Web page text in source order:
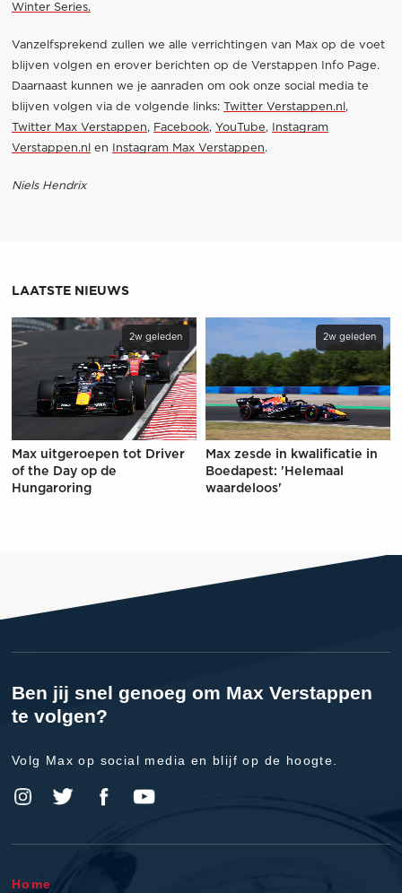
Winter Series.
Vanzelfsprekend zullen we alle verrichtingen van Max op de voet
blijven volgen en erover berichten op de Verstappen Info Page.
Daarnaast kunnen we je aanraden om ook onze social media te
blijven volgen via de volgende links:
Twitter Verstappen.nl ,
Twitter Max Verstappen, Facebook, YouTube,
Instagram
Verstappen.nl
en Instagram Max Verstappen.
Niels Hendrix
LAATSTE NIEUWS
2w geleden
Max uitgeroepen tot Driver
of the Day op de
Hungaroring
2w geleden
Max zesde in kwalificatie in
Boedapest: 'Helemaal
waardeloos'
Ben jij snel genoeg om Max Verstappen
te volgen?
Volg Max op social media en blijf op de hoogte.
Home